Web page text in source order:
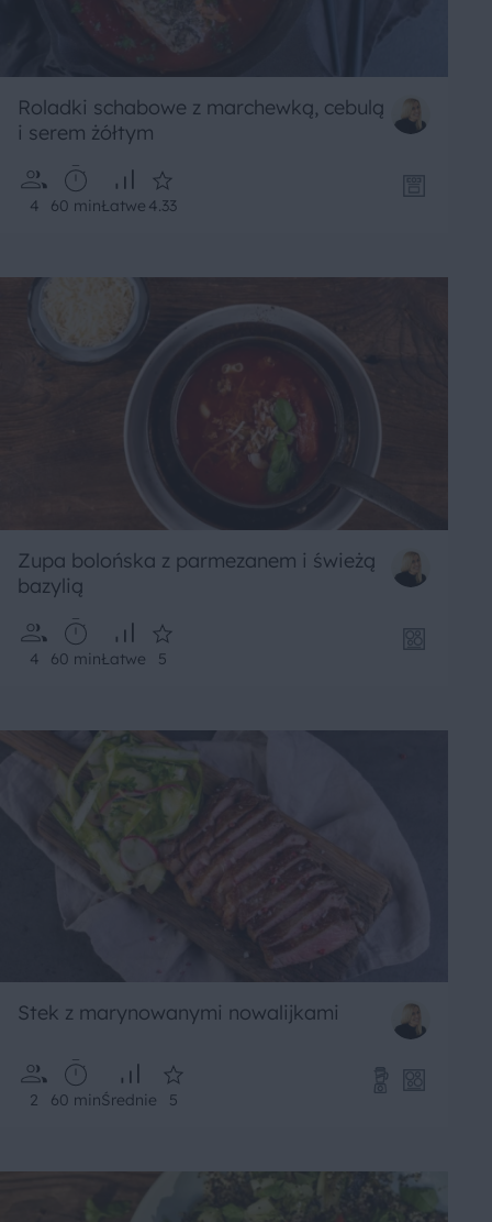
Roladki schabowe z marchewką, cebulą
i serem żółtym
4 60 minŁatwe 4.33
Zupa bolońska z parmezanem i świeżą
bazylią
4 60 minŁatwe 5
Stek z marynowanymi nowalijkami
2 60 minŚrednie 5